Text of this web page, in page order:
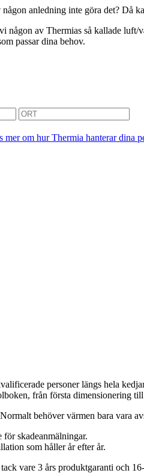
anledning inte göra det? Då
av Thermias så kallade
passar dina behov.
mer om hur Thermia hanterar dina
personer längs hela
från första dimensionering till
behöver värmen bara vara
skadeanmälningar.
som håller år efter år.
vare 3 års produktgaranti och